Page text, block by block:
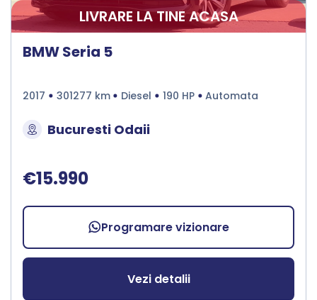
LIVRARE LA TINE ACASA
BMW Seria 5
2017 301277 km Diesel 190 HP Automata
Bucuresti Odaii
€15.990
Programare vizionare
Vezi detalii